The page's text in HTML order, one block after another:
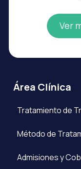
Ver
Área Clínica
Tratamiento de
Método de
Admisiones y